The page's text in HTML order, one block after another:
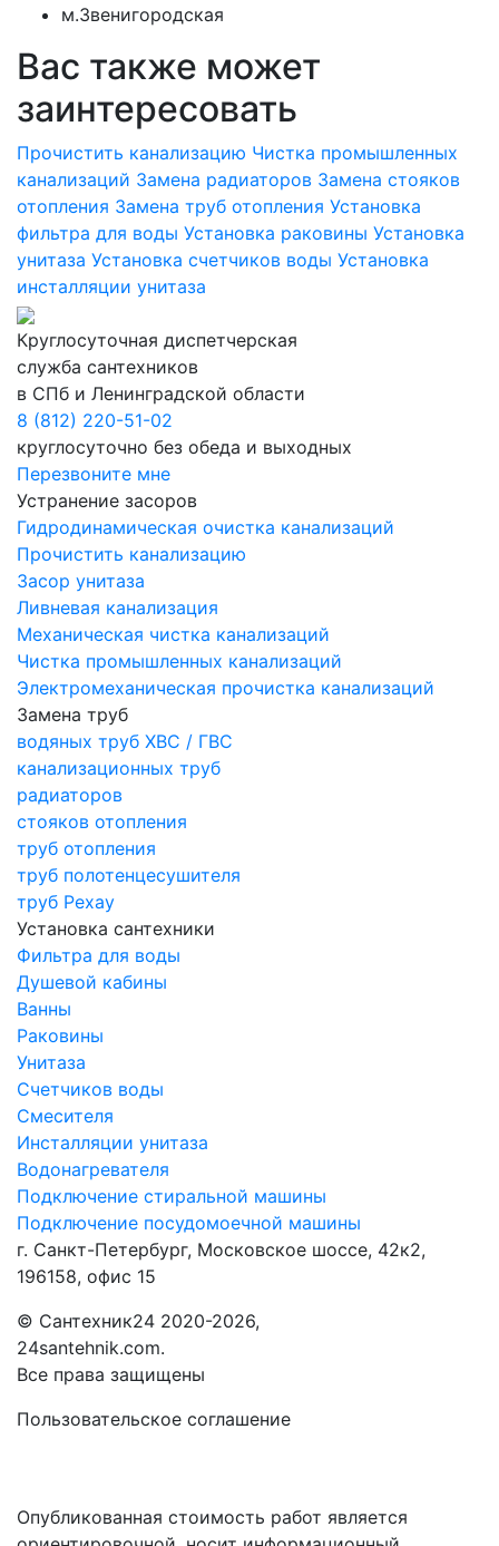
м.Звенигородская
Вас также может
заинтересовать
Прочистить канализацию Чистка промышленных
канализаций Замена радиаторов Замена стояков
отопления Замена труб отопления Установка
фильтра для воды Установка раковины Установка
унитаза Установка счетчиков воды Установка
инсталляции унитаза
Круглосуточная диспетчерская
служба сантехников
в СПб и Ленинградской области
8 (812) 220-51-02
круглосуточно без обеда и выходных
Перезвоните мне
Устранение засоров
Гидродинамическая очистка канализаций
Прочистить канализацию
Засор унитаза
Ливневая канализация
Механическая чистка канализаций
Чистка промышленных канализаций
Электромеханическая прочистка канализаций
Замена труб
водяных труб ХВС / ГВС
канализационных труб
радиаторов
стояков отопления
труб отопления
труб полотенцесушителя
труб Рехау
Установка сантехники
Фильтра для воды
Душевой кабины
Ванны
Раковины
Унитаза
Счетчиков воды
Смесителя
Инсталляции унитаза
Водонагревателя
Подключение стиральной машины
Подключение посудомоечной машины
г. Санкт-Петербург, Московское шоссе, 42к2,
196158, офис 15
© Сантехник24 2020-2026,
24santehnik.com.
Все права защищены
Пользовательское соглашение
Опубликованная стоимость работ является